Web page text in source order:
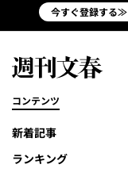
今すぐ登録する≫
コンテンツ
新着記事
ランキング